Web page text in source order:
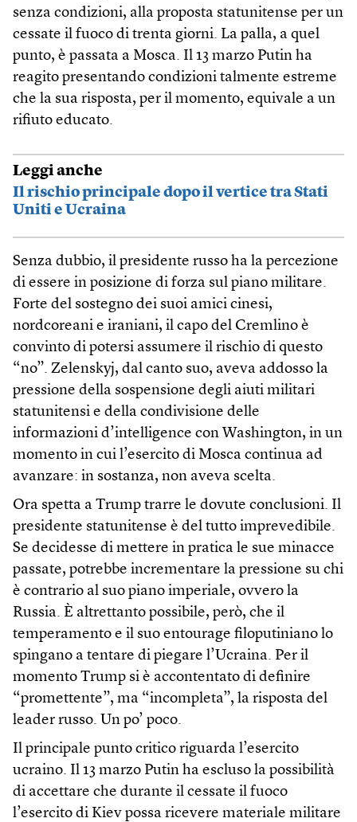
senza condizioni, alla proposta statunitense per un
cessate il fuoco di trenta giorni. La palla, a quel
punto, è passata a Mosca. Il 13 marzo Putin ha
reagito presentando condizioni talmente estreme
che la sua risposta, per il momento, equivale a un
rifiuto educato.
Leggi anche
Il rischio principale dopo il vertice tra Stati
Uniti e Ucraina
Senza dubbio, il presidente russo ha la percezione
di essere in posizione di forza sul piano militare.
Forte del sostegno dei suoi amici cinesi,
nordcoreani e iraniani, il capo del Cremlino è
convinto di potersi assumere il rischio di questo
“no”. Zelenskyj, dal canto suo, aveva addosso la
pressione della sospensione degli aiuti militari
statunitensi e della condivisione delle
informazioni d’intelligence con Washington, in un
momento in cui l’esercito di Mosca continua ad
avanzare: in sostanza, non aveva scelta.
Ora spetta a Trump trarre le dovute conclusioni. Il
presidente statunitense è del tutto imprevedibile.
Se decidesse di mettere in pratica le sue minacce
passate, potrebbe incrementare la pressione su chi
è contrario al suo piano imperiale, ovvero la
Russia. È altrettanto possibile, però, che il
temperamento e il suo entourage filoputiniano lo
spingano a tentare di piegare l’Ucraina. Per il
momento Trump si è accontentato di definire
“promettente”, ma “incompleta”, la risposta del
leader russo. Un po’ poco.
Il principale punto critico riguarda l’esercito
ucraino. Il 13 marzo Putin ha escluso la possibilità
di accettare che durante il cessate il fuoco
l’esercito di Kiev possa ricevere materiale militare